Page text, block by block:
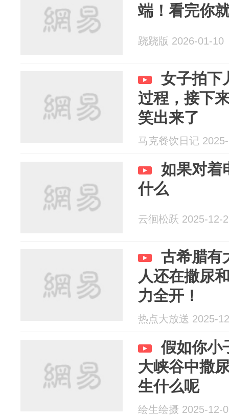
端！看完你
跷跷版 2026-01-10
女子拍下
过程，接下
笑出来了
马克餐饮日记
如果对着
什么
云徊松跃 2025-12-
古希腊有
人还在撒尿
力全开！
热点大放送 2025-
假如你小
大峡谷中撒
生什么呢
绘生绘摄 2025-12-